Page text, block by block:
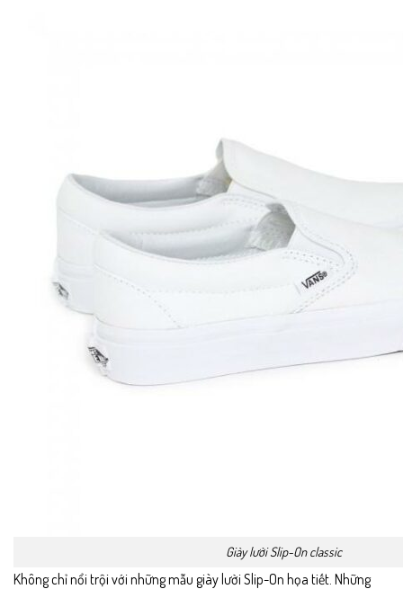
Giày lười Slip-On classic
Không chỉ nổi trội với những mẫu giày lười Slip-On họa tiết. Những